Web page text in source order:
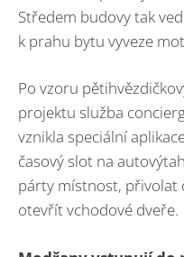
Středem budovy tak
k prahu bytu vyveze
Po vzoru
projektu služba
vznikla speciální
časový slot na
párty místnost, přivolat
otevřít vchodové dveře.